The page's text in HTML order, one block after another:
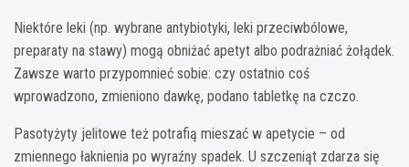
Niektóre leki (np. wybrane antybiotyki, leki przeciwbólowe,
preparaty na stawy) mogą obniżać apetyt albo podrażniać żołądek.
Zawsze warto przypomnieć sobie: czy ostatnio coś
wprowadzono, zmieniono dawkę, podano tabletkę na czczo.
Pasotyżyty jelitowe też potrafią mieszać w apetycie – od
zmiennego łaknienia po wyraźny spadek. U szczeniąt zdarza się